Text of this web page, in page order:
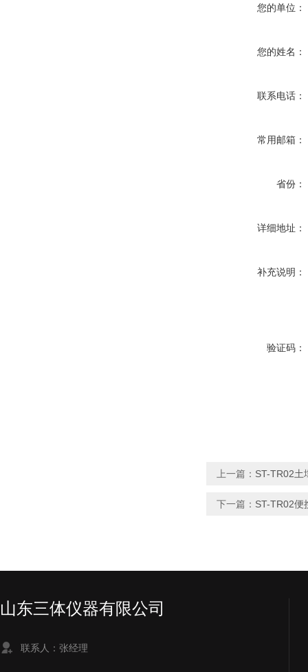
您的单位：
您的姓名：
联系电话：
常用邮箱：
省份：
详细地址：
补充说明：
验证码：
上一篇： ST-TR02土
下一篇： ST-TR02便
山东三体仪器有限公司
联系人：张经理